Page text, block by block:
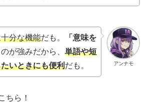
アンナモ
分な機能だも。
「意味を
のが強みだから、 単語や短
いときにも便利だも。
ちら！